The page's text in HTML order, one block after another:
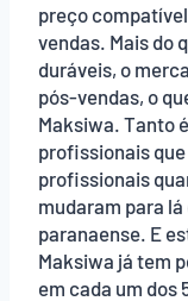
preço
vendas. Mais do
duráveis, o
pós-vendas, o
Maksiwa. Tanto
profissionais
profissionais
mudaram para
paranaense. E
Maksiwa já tem
em cada um dos